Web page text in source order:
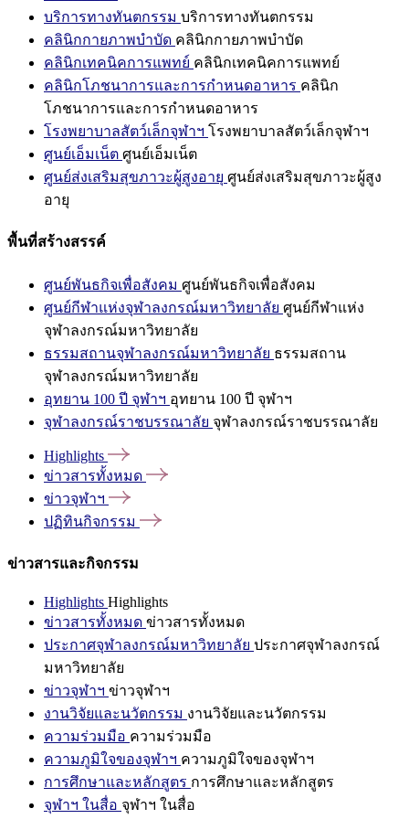
บริการทางทันตกรรม บริการทางทันตกรรม
คลินิกกายภาพบำบัด คลินิกกายภาพบำบัด
คลินิกเทคนิคการแพทย์ คลินิกเทคนิคการแพทย์
คลินิกโภชนาการและการกำหนดอาหาร คลินิก
โภชนาการและการกำหนดอาหาร
โรงพยาบาลสัตว์เล็กจุฬาฯ โรงพยาบาลสัตว์เล็กจุฬาฯ
ศูนย์เอ็มเน็ต ศูนย์เอ็มเน็ต
ศูนย์ส่งเสริมสุขภาวะผู้สูงอายุ ศูนย์ส่งเสริมสุขภาวะผู้สูง
อายุ
พื้นที่สร้างสรรค์
ศูนย์พันธกิจเพื่อสังคม ศูนย์พันธกิจเพื่อสังคม
ศูนย์กีฬาแห่งจุฬาลงกรณ์มหาวิทยาลัย ศูนย์กีฬาแห่ง
จุฬาลงกรณ์มหาวิทยาลัย
ธรรมสถานจุฬาลงกรณ์มหาวิทยาลัย ธรรมสถาน
จุฬาลงกรณ์มหาวิทยาลัย
อุทยาน 100 ปี จุฬาฯ อุทยาน 100 ปี จุฬาฯ
จุฬาลงกรณ์ราชบรรณาลัย จุฬาลงกรณ์ราชบรรณาลัย
Highlights
ข่าวสารทั้งหมด
ข่าวจุฬาฯ
ปฏิทินกิจกรรม
ข่าวสารและกิจกรรม
Highlights Highlights
ข่าวสารทั้งหมด ข่าวสารทั้งหมด
ประกาศจุฬาลงกรณ์มหาวิทยาลัย ประกาศจุฬาลงกรณ์
มหาวิทยาลัย
ข่าวจุฬาฯ ข่าวจุฬาฯ
งานวิจัยและนวัตกรรม งานวิจัยและนวัตกรรม
ความร่วมมือ ความร่วมมือ
ความภูมิใจของจุฬาฯ ความภูมิใจของจุฬาฯ
การศึกษาและหลักสูตร การศึกษาและหลักสูตร
จุฬาฯ ในสื่อ จุฬาฯ ในสื่อ